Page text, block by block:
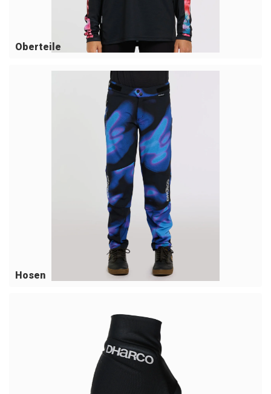
Oberteile
Hosen